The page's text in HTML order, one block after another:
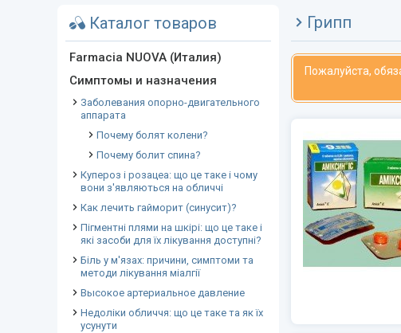
Каталог товаров
Farmacia NUOVA (Италия)
Симптомы и назначения
Заболевания опорно-двигательного
аппарата
Почему болят колени?
Почему болит спина?
Купероз і розацеа: що це таке і чому
вони з'являються на обличчі
Как лечить гайморит (синусит)?
Пігментні плями на шкірі: що це таке і
які засоби для їх лікування доступні?
Біль у м'язах: причини, симптоми та
методи лікування міалгії
Высокое артериальное давление
Недоліки обличчя: що це таке та як їх
усунути
Грипп
Пожалуйста,